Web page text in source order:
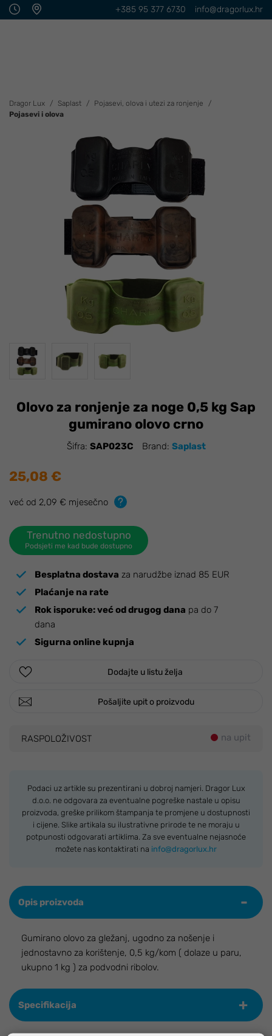
info@dragorlux.hr
+385 95 377 6730
Dragor Lux Saplast
Pojasevi, olova i utezi za ronjenje
Pojasevi i olova
Olovo za ronjenje za noge 0,5 kg Sap
gumirano olovo crno
Šifra: SAP023C Brand: Saplast
25,08 €
već od 2,09 € mjesečno
Trenutno nedostupno
Podsjeti me kad bude dostupno
Besplatna dostava za narudžbe iznad 85 EUR
Plaćanje na rate
Rok isporuke:već od drugog dana pa do 7
dana
Sigurna online kupnja
Dodajte u listu želja
Pošaljite upit o proizvodu
RASPOLOŽIVOST na upit
Podaci uz artikle su prezentirani u dobroj namjeri. Dragor Lux
d.o.o. ne odgovara za eventualne pogreške nastale u opisu
proizvoda, greške prilikom štampanja te promjene u dostupnosti
i cijene. Slike artikala su ilustrativne prirode te ne moraju u
potpunosti odgovarati artiklima. Za sve eventualne nejasnoće
možete nas kontaktirati na info@dragorlux.hr
Opis proizvoda
Gumirano olovo za gležanj, ugodno za nošenje i
jednostavno za korištenje, 0,5 kg/kom ( dolaze u paru,
ukupno 1 kg ) za podvodni ribolov.
Specifikacija